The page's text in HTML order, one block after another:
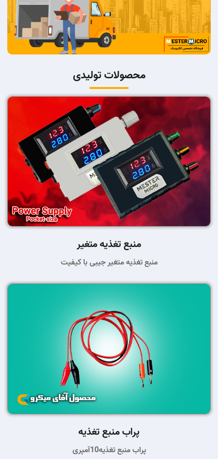
محصولات تولیدی
منبع تغذیه متغیر
منبع تغذیه متغیر جیبی با کیفیت
پراب منبع تغذیه
پراب منبع تغذیه10آمپری